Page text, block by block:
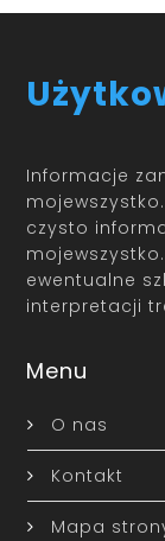
Informacje
czysto
ewentualne
interpretacji
Menu
O nas
Kontakt
Mapa